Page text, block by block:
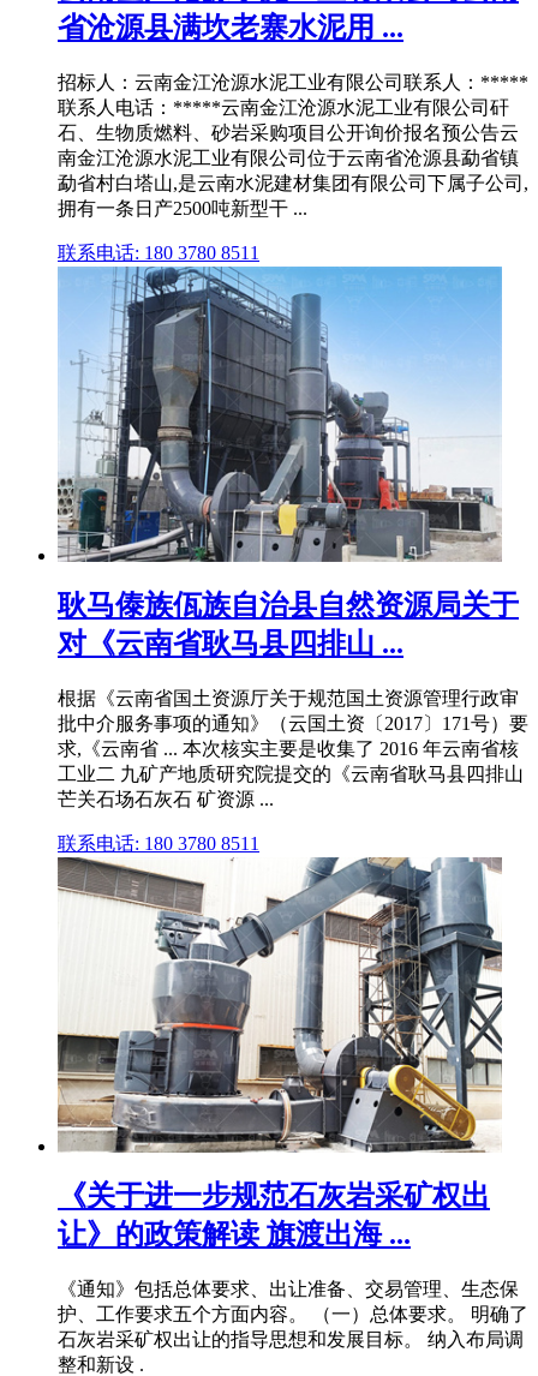
省沧源县满坎老寨水泥用 ...
招标人：云南金江沧源水泥工业有限公司联系人：*****
联系人电话：*****云南金江沧源水泥工业有限公司矸
石、生物质燃料、砂岩采购项目公开询价报名预公告云
南金江沧源水泥工业有限公司位于云南省沧源县勐省镇
勐省村白塔山,是云南水泥建材集团有限公司下属子公司,
拥有一条日产2500吨新型干 ...
联系电话: 180 3780 8511
耿马傣族佤族自治县自然资源局关于
对《云南省耿马县四排山 ...
根据《云南省国土资源厅关于规范国土资源管理行政审
批中介服务事项的通知》（云国土资〔2017〕171号）要
求,《云南省 ... 本次核实主要是收集了 2016 年云南省核
工业二 九矿产地质研究院提交的《云南省耿马县四排山
芒关石场石灰石 矿资源 ...
联系电话: 180 3780 8511
《关于进一步规范石灰岩采矿权出
让》的政策解读 旗渡出海 ...
《通知》包括总体要求、出让准备、交易管理、生态保
护、工作要求五个方面内容。 （一）总体要求。 明确了
石灰岩采矿权出让的指导思想和发展目标。 纳入布局调
整和新设 .